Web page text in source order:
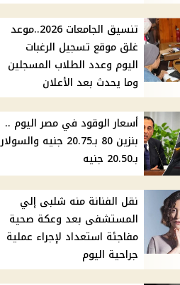
تنسيق الجامعات 2026..موعد
غلق موقع تسجيل الرغبات
اليوم وعدد الطلاب المسجلين
وما يحدث بعد الأعلان
أسعار الوقود في مصر اليوم ..
بنزين 80 بـ20.75 جنيه والسولار
بـ20.50 جنيه
نقل الفنانة منه شلبى إلي
المستشفى بعد وعكة صحية
مفاجئة استعداد لإجراء عملية
جراحية اليوم